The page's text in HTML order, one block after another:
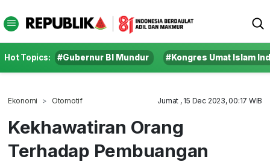
Hot Topics: #Gubernur BI Mundur #Kongres Umat Islam
Ekonomi Otomotif Jumat , 15 Dec 2023, 00:17 WIB
Kekhawatiran Orang
Terhadap Pembuangan